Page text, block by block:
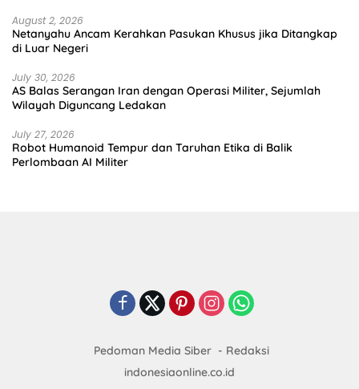
August 2, 2026
Netanyahu Ancam Kerahkan Pasukan Khusus jika Ditangkap
di Luar Negeri
July 30, 2026
AS Balas Serangan Iran dengan Operasi Militer, Sejumlah
Wilayah Diguncang Ledakan
July 27, 2026
Robot Humanoid Tempur dan Taruhan Etika di Balik
Perlombaan AI Militer
Pedoman Media Siber
Redaksi
indonesiaonline.co.id